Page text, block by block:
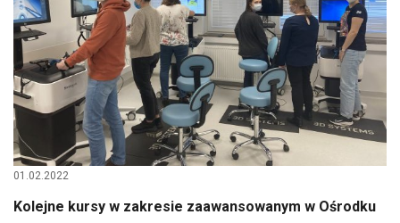
01.02.2022
Kolejne kursy w zakresie zaawansowanym w Ośrodku